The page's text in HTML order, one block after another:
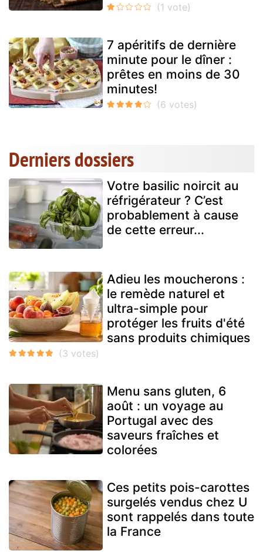
7 apéritifs de dernière
minute pour le dîner :
prêtes en moins de 30
minutes!
Derniers dossiers
Votre basilic noircit au
réfrigérateur ? C’est
probablement à cause
de cette erreur...
Adieu les moucherons :
le remède naturel et
ultra-simple pour
protéger les fruits d'été
sans produits chimiques
Menu sans gluten, 6
août : un voyage au
Portugal avec des
saveurs fraîches et
colorées
Ces petits pois-carottes
surgelés vendus chez U
sont rappelés dans toute
la France